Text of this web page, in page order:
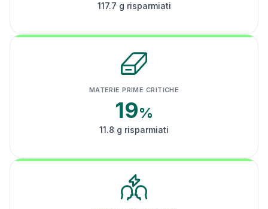
117.7 g risparmiati
MATERIE PRIME CRITICHE
19%
11.8 g risparmiati